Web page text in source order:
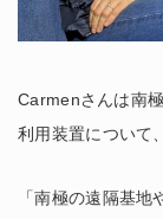
Carmenさんは南
利用装置について
「南極の遠隔基